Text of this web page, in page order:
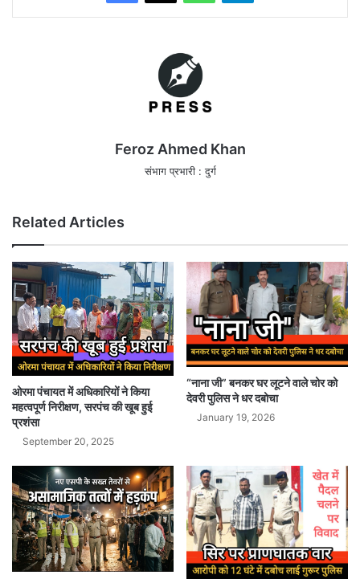
Feroz Ahmed Khan
संभाग प्रभारी : दुर्ग
Related Articles
ओरमा पंचायत में अधिकारियों ने किया
महत्वपूर्ण निरीक्षण, सरपंच की खूब हुई
प्रशंसा
September 20, 2025
“नाना जी” बनकर घर लूटने वाले चोर को
देवरी पुलिस ने धर दबोचा
January 19, 2026